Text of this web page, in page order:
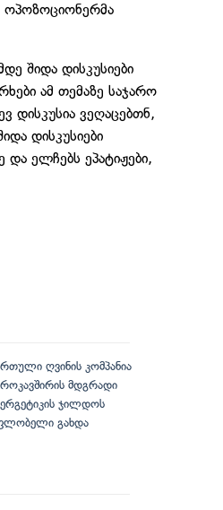
ოპოზოციონერმა
შიდა დისკუსიები
ამ თემაზე საჯარო
დისკუსია ვეღაცებთნ,
დისკუსიები
ელჩებს ეპატიჟები,
ღვინის კომპანია
მდგრადი
ჯილდოს
გახდა